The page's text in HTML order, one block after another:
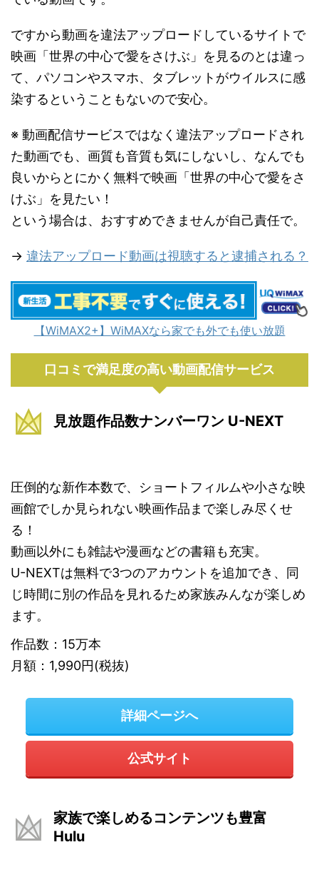
ですから動画を違法アップロードしているサイトで
映画「世界の中心で愛をさけぶ」を見るのとは違っ
て、パソコンやスマホ、タブレットがウイルスに感
染するということもないので安心。
※ 動画配信サービスではなく違法アップロードされ
た動画でも、画質も音質も気にしないし、なんでも
良いからとにかく無料で映画「世界の中心で愛をさ
けぶ」を見たい！
という場合は、おすすめできませんが自己責任で。
→ 違法アップロード動画は視聴すると逮捕される？
【WiMAX2+】WiMAXなら家でも外でも使い放題
口コミで満足度の高い動画配信サービス
見放題作品数ナンバーワン U-NEXT
圧倒的な新作本数で、ショートフィルムや小さな映
画館でしか見られない映画作品まで楽しみ尽くせ
る！
動画以外にも雑誌や漫画などの書籍も充実。
U-NEXTは無料で3つのアカウントを追加でき、同
じ時間に別の作品を見れるため家族みんなが楽しめ
ます。
作品数：15万本
月額：1,990円(税抜)
詳細ページへ
公式サイト
家族で楽しめるコンテンツも豊富
Hulu